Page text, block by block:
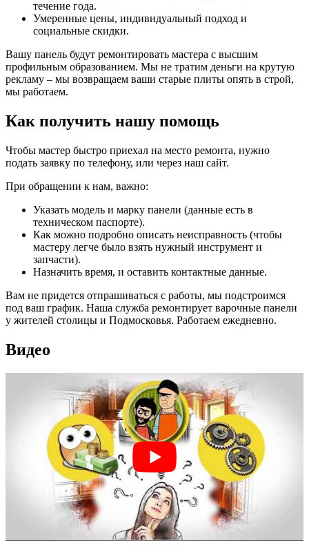
течение года.
Умеренные цены, индивидуальный подход и
социальные скидки.
Вашу панель будут ремонтировать мастера с высшим
профильным образованием. Мы не тратим деньги на крутую
рекламу – мы возвращаем ваши старые плиты опять в строй,
мы работаем.
Как получить нашу помощь
Чтобы мастер быстро приехал на место ремонта, нужно
подать заявку по телефону, или через наш сайт.
При обращении к нам, важно:
Указать модель и марку панели (данные есть в
техническом паспорте).
Как можно подробно описать неисправность (чтобы
мастеру легче было взять нужный инструмент и
запчасти).
Назначить время, и оставить контактные данные.
Вам не придется отпрашиваться с работы, мы подстроимся
под ваш график. Наша служба ремонтирует варочные панели
у жителей столицы и Подмосковья. Работаем ежедневно.
Видео